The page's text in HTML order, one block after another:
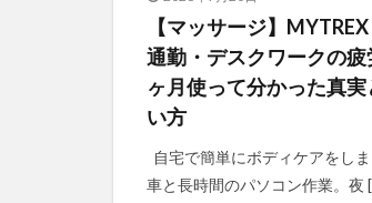
【マッサージ】
通勤・デスクワークの
ヶ月使って分かった真
い方
自宅で簡単にボディケアをし
車と長時間のパソコン作業。夜